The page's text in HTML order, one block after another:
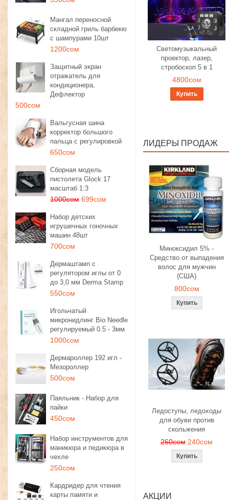
Мангал переносной
складной гриль барбекю
с шампурами 10шт
1200сом
Защитный экран
отражатель для
кондиционера,
Дефлектор
500сом
Вальгусная шина
корректор большого
пальца с регулировкой
650сом
Сборная модель
пистолета Glock 17
масштаб 1:3
1000сом 699сом
Набор детских
игрушечных гоночных
машин 48шт
700сом
Дермаштамп с
регулятором иглы от 0
до 3,0 мм Derma Stamp
550сом
Игольчатый
микронидлинг Bio Needle
регулируемый 0.5 - 3мм
1000сом
Дермароллер 192 игл -
Мезороллер
500сом
Паяльник - Набор для
пайки
450сом
Набор инструментов для
маникюра и педикюра в
чехле
250сом
Кардридер для чтения
карты памяти и
Светомузыкальный
проектор, лазер,
стробоскоп 5 в 1
4800сом
Купить
ЛИДЕРЫ ПРОДАЖ
Миноксидил 5% -
Средство от выпадения
волос для мужчин
(США)
800сом
Ледоступы, ледоходы
для обуви против
скольжения
260сом 240сом
АКЦИИ